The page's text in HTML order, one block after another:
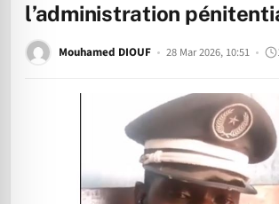
l’administration
Mouhamed DIOUF 28 Mar 2026, 10:51